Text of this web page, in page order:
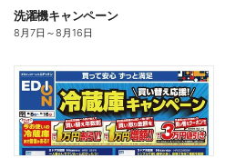
洗濯機キャンペーン
8月7日 ～8月16日